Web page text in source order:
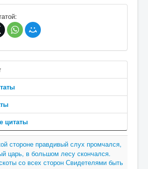
цитаты
стороне правдивый слух промчался,
царь, в большом лесу скончался.
со всех сторон Свидетелями быть